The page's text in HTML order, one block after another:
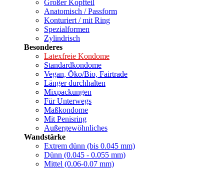
Großer Kopfteil
Anatomisch / Passform
Konturiert / mit Ring
Spezialformen
Zylindrisch
Besonderes
Latexfreie Kondome
Standardkondome
Vegan, Öko/Bio, Fairtrade
Länger durchhalten
Mixpackungen
Für Unterwegs
Maßkondome
Mit Penisring
Außergewöhnliches
Wandstärke
Extrem dünn (bis 0.045 mm)
Dünn (0.045 - 0.055 mm)
Mittel (0.06-0.07 mm)